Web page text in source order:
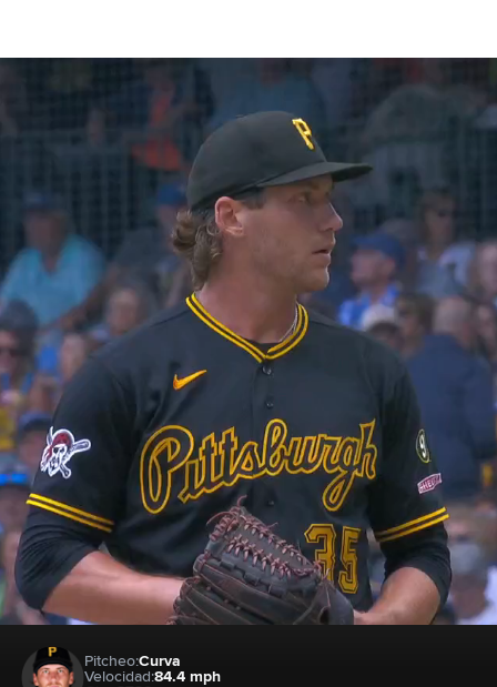
Pitcheo:Curva
Velocidad:84.4 mph